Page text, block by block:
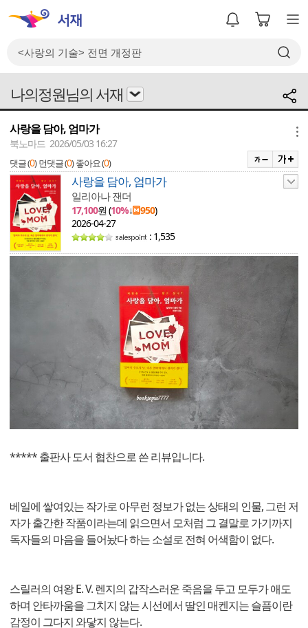
나의정원님의 서재
사랑을 담아, 엄마가
북노마드 2026/05/03 16:27
댓글 (0) 먼댓글 (0) 좋아요 (0)
사랑을 담아, 엄마가
일리아나 잰더
17,100원 (10%↓ 950)
2026-04-27
: 1,535
***** 출판사 도서 협찬으로 쓴 리뷰입니다.
베일에 쌓여있는 작가로 아무런 정보가 없는 상태의 인물, 그런 저
자가 출간한 작품이라는데 읽으면서 모처럼 그 결말로 가기까지
독자들의 마음을 들어놨다 하는 소설로 전혀 어색함이 없다.
스릴러의 여왕 E. V. 렌지의 갑작스러운 죽음을 두고 모두가 애도
하며 안타까움을 그치지 않는 시선에서 딸인 매켄지는 슬픔이란
감정이 그다지 와닿지 않는다.